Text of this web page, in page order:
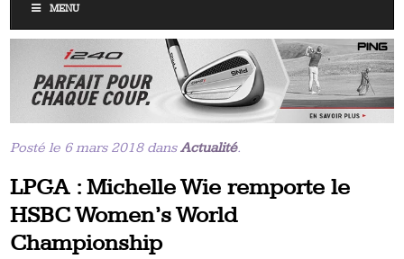
MENU
Posté le 6 mars 2018 dansActualité.
LPGA : Michelle Wie remporte le
HSBC Women’s World
Championship